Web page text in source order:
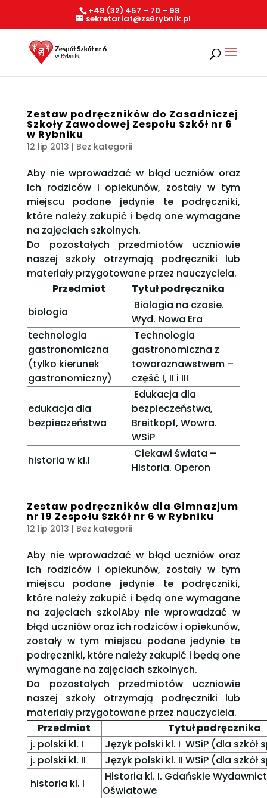
+48 (32) 457 – 70 – 98
sekretariat@zs6rybnik.pl
Zestaw podręczników do Zasadniczej
Szkoły Zawodowej Zespołu Szkół nr 6
w Rybniku
12 lip 2013 | Bez kategorii
Aby nie wprowadzać w błąd uczniów oraz
ich rodziców i opiekunów, zostały w tym
miejscu podane jedynie te podręczniki,
które należy zakupić i będą one wymagane
na zajęciach szkolnych.
Do pozostałych przedmiotów uczniowie
naszej szkoły otrzymają podręczniki lub
materiały przygotowane przez nauczyciela.
Przedmiot
Tytuł podręcznika
biologia
Biologia na czasie.
Wyd. Nowa Era
technologia
gastronomiczna
(tylko kierunek
gastronomiczny)
Technologia
gastronomiczna z
towaroznawstwem –
część I, II i III
edukacja dla
bezpieczeństwa
Edukacja dla
bezpieczeństwa,
Breitkopf, Wowra.
WSiP
historia w kl.I
Ciekawi świata –
Historia. Operon
Zestaw podręczników dla Gimnazjum
nr 19 Zespołu Szkół nr 6 w Rybniku
12 lip 2013 | Bez kategorii
Aby nie wprowadzać w błąd uczniów oraz
ich rodziców i opiekunów, zostały w tym
miejscu podane jedynie te podręczniki,
które należy zakupić i będą one wymagane
na zajęciach szkolAby nie wprowadzać w
błąd uczniów oraz ich rodziców i opiekunów,
zostały w tym miejscu podane jedynie te
podręczniki, które należy zakupić i będą one
wymagane na zajęciach szkolnych.
Do pozostałych przedmiotów uczniowie
naszej szkoły otrzymają podręczniki lub
materiały przygotowane przez nauczyciela.
Przedmiot
Tytuł podręcznika
j. polski kl. I
Język polski kl. I WSiP (dla szkół
j. polski kl. II
Język polski kl. II WSiP (dla szkół
historia kl. I
Historia kl. I. Gdańskie
Oświatowe